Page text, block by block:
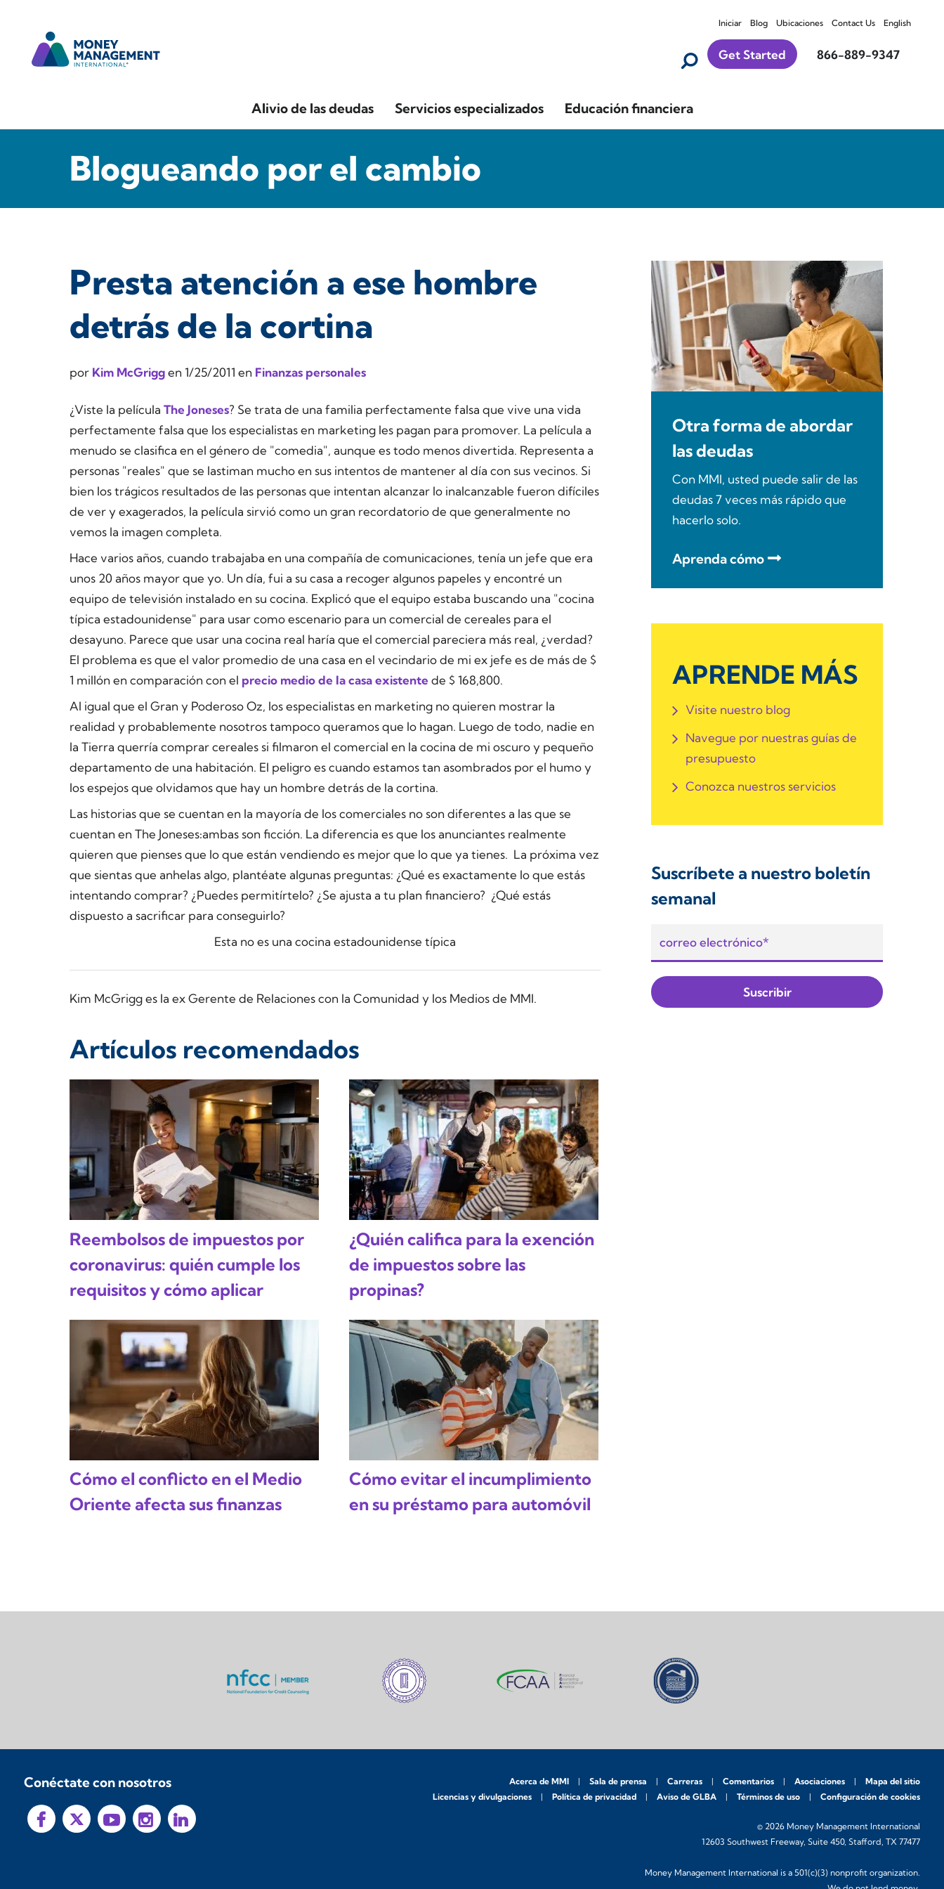
Iniciar Blog Ubicaciones Contact Us English
Get Started 866-889-9347
Alivio de las deudas Servicios especializados Educación financiera
Blogueando por el cambio
Presta atención a ese hombre
detrás de la cortina
por Kim McGriggen 1/25/2011 en Finanzas personales
¿Viste la película The Joneses? Se trata de una familia perfectamente falsa que vive una vida
perfectamente falsa que los especialistas en marketing les pagan para promover. La película a
menudo se clasifica en el género de "comedia", aunque es todo menos divertida. Representa a
personas "reales" que se lastiman mucho en sus intentos de mantener al día con sus vecinos. Si
bien los trágicos resultados de las personas que intentan alcanzar lo inalcanzable fueron difíciles
de ver y exagerados, la película sirvió como un gran recordatorio de que generalmente no
vemos la imagen completa.
Hace varios años, cuando trabajaba en una compañía de comunicaciones, tenía un jefe que era
unos 20 años mayor que yo. Un día, fui a su casa a recoger algunos papeles y encontré un
equipo de televisión instalado en su cocina. Explicó que el equipo estaba buscando una "cocina
típica estadounidense" para usar como escenario para un comercial de cereales para el
desayuno. Parece que usar una cocina real haría que el comercial pareciera más real, ¿verdad?
El problema es que el valor promedio de una casa en el vecindario de mi ex jefe es de más de $
1 millón en comparación con el precio medio de la casa existente de $ 168,800.
Al igual que el Gran y Poderoso Oz, los especialistas en marketing no quieren mostrar la
realidad y probablemente nosotros tampoco queramos que lo hagan. Luego de todo, nadie en
la Tierra querría comprar cereales si filmaron el comercial en la cocina de mi oscuro y pequeño
departamento de una habitación. El peligro es cuando estamos tan asombrados por el humo y
los espejos que olvidamos que hay un hombre detrás de la cortina.
Las historias que se cuentan en la mayoría de los comerciales no son diferentes a las que se
cuentan en The Joneses:ambas son ficción. La diferencia es que los anunciantes realmente
quieren que pienses que lo que están vendiendo es mejor que lo que ya tienes. La próxima vez
que sientas que anhelas algo, plantéate algunas preguntas: ¿Qué es exactamente lo que estás
intentando comprar? ¿Puedes permitírtelo? ¿Se ajusta a tu plan financiero? ¿Qué estás
dispuesto a sacrificar para conseguirlo?
Esta no es una cocina estadounidense típica
Kim McGrigg es la ex Gerente de Relaciones con la Comunidad y los Medios de MMI.
Artículos recomendados
Reembolsos de impuestos por
coronavirus: quién cumple los
requisitos y cómo aplicar
¿Quién califica para la exención
de impuestos sobre las
propinas?
Cómo el conflicto en el Medio
Oriente afecta sus finanzas
Cómo evitar el incumplimiento
en su préstamo para automóvil
Otra forma de abordar
las deudas
Con MMI, usted puede salir de las
deudas 7 veces más rápido que
hacerlo solo.
Aprenda cómo
APRENDE MÁS
Visite nuestro blog
Navegue por nuestras guías de
presupuesto
Conozca nuestros servicios
Suscríbete a nuestro boletín
semanal
Conéctate con nosotros Acerca de MMI Sala de prensa Carreras Comentarios Asociaciones
Mapa del sitio
Licencias y divulgaciones
Política de privacidad Aviso de GLBA Términos de uso Configuración de cookies
© 2026 Money Management International
12603 Southwest Freeway, Suite 450, Stafford, TX 77477
Money Management International is a 501(c)(3) nonprofit organization.